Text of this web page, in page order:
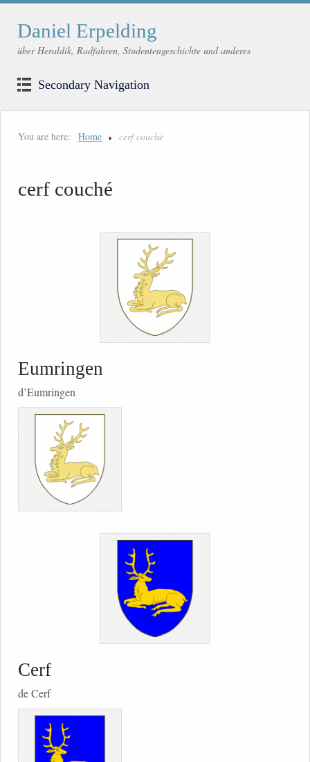
Daniel Erpelding
über Heraldik, Radfahren, Studentengeschichte und anderes
Secondary Navigation
You are here: Home cerf couché
cerf couché
Eumringen
d’Eumringen
Cerf
de Cerf